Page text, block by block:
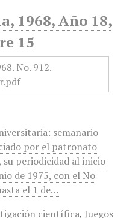
1968, Año 18,
15
semanario
por el patronato
periodicidad al inicio
de 1975, con el No
el 1 de…
científica, Juegos